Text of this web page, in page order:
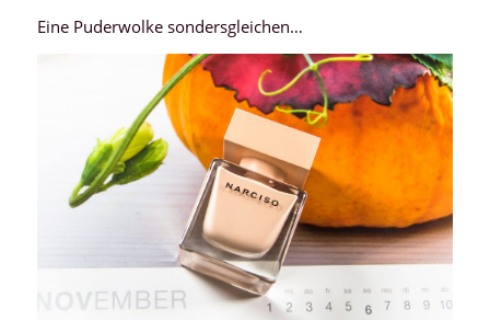
Eine Puderwolke sondersgleichen…